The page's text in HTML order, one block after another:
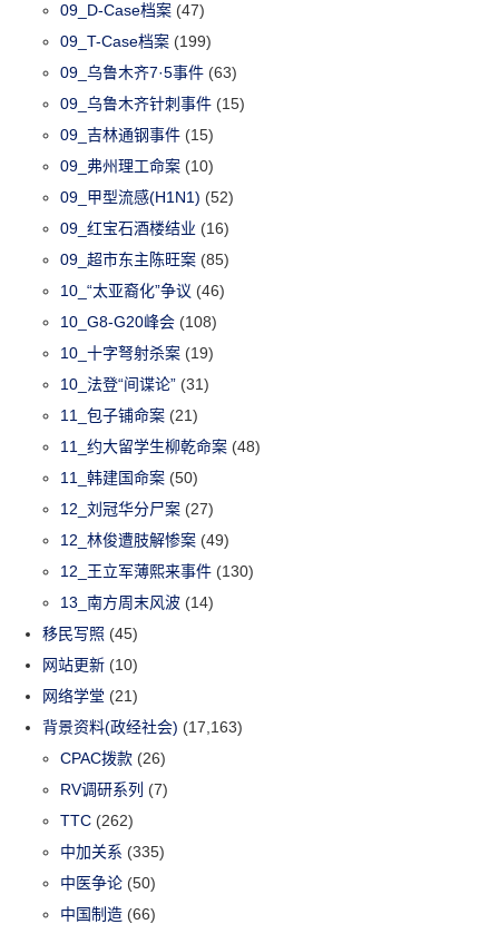
09_D-Case档案 (47)
09_T-Case档案 (199)
09_乌鲁木齐7·5事件 (63)
09_乌鲁木齐针刺事件 (15)
09_吉林通钢事件 (15)
09_弗州理工命案 (10)
09_甲型流感(H1N1) (52)
09_红宝石酒楼结业 (16)
09_超市东主陈旺案 (85)
10_“太亚裔化”争议 (46)
10_G8-G20峰会 (108)
10_十字弩射杀案 (19)
10_法登“间谍论” (31)
11_包子铺命案 (21)
11_约大留学生柳乾命案 (48)
11_韩建国命案 (50)
12_刘冠华分尸案 (27)
12_林俊遭肢解惨案 (49)
12_王立军薄熙来事件 (130)
13_南方周末风波 (14)
移民写照 (45)
网站更新 (10)
网络学堂 (21)
背景资料(政经社会) (17,163)
CPAC拨款 (26)
RV调研系列 (7)
TTC (262)
中加关系 (335)
中医争论 (50)
中国制造 (66)